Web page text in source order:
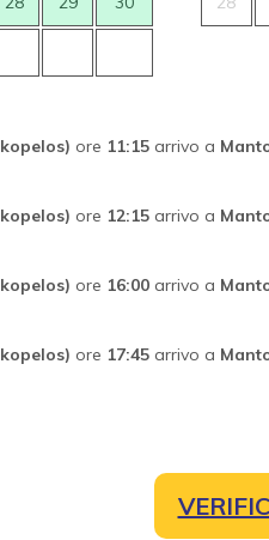
ore 11:15 arrivo a
ore 12:15 arrivo a
ore 16:00 arrivo a
ore 17:45 arrivo a